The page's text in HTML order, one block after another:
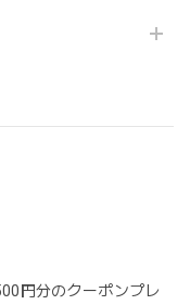
円分のクーポンプレ